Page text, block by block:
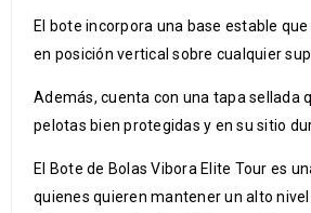
El bote incorpora una base estable
en posición vertical sobre cualquier
Además, cuenta con una tapa sellada
pelotas bien protegidas y en su sitio
El Bote de Bolas Vibora Elite Tour es
quienes quieren mantener un alto nivel